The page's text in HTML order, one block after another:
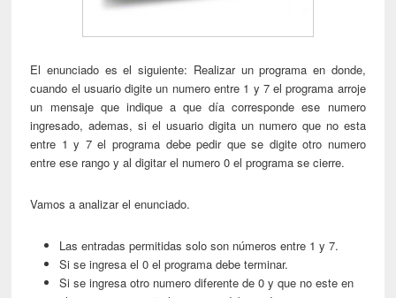
El enunciado es el siguiente: Realizar un programa en donde,
cuando el usuario digite un numero entre 1 y 7 el programa arroje
un mensaje que indique a que día corresponde ese numero
ingresado, ademas, si el usuario digita un numero que no esta
entre 1 y 7 el programa debe pedir que se digite otro numero
entre ese rango y al digitar el numero 0 el programa se cierre.
Vamos a analizar el enunciado.
Las entradas permitidas solo son números entre 1 y 7.
Si se ingresa el 0 el programa debe terminar.
Si se ingresa otro numero diferente de 0 y que no este en